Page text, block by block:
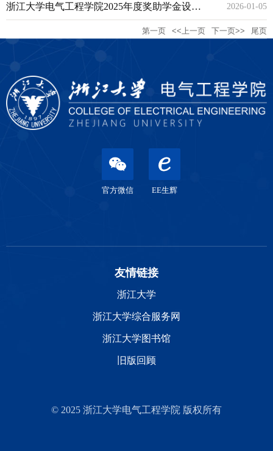
2025年度理事会会议召开
浙江大学电气工程学院2025年度奖助学金设奖 2026-01-05
第一页 <<上一页 下一页>> 尾页
官方微信 EE生辉
友情链接
浙江大学
浙江大学综合服务网
浙江大学图书馆
旧版回顾
© 2025 浙江大学电气工程学院 版权所有